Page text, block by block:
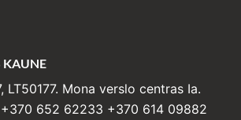
KAUNE
LT50177. Mona verslo centras Ia.
652 62233 +370 614 09882